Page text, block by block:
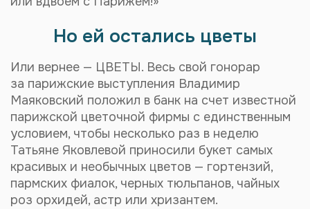
Но ей остались цветы
Или вернее — ЦВЕТЫ. Весь свой гонорар
за парижские выступления Владимир
Маяковский положил в банк на счет известной
парижской цветочной фирмы с единственным
условием, чтобы несколько раз в неделю
Татьяне Яковлевой приносили букет самых
красивых и необычных цветов — гортензий,
пармских фиалок, черных тюльпанов, чайных
роз орхидей, астр или хризантем.